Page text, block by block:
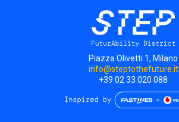
Piazza Olivetti 1, Milano
info@steptothefuture.it
+39 02 33 020 088